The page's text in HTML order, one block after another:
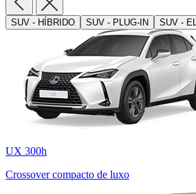
SUV - HÍBRIDO SUV - PLUG-IN SUV -
UX 300h
Crossover compacto de luxo